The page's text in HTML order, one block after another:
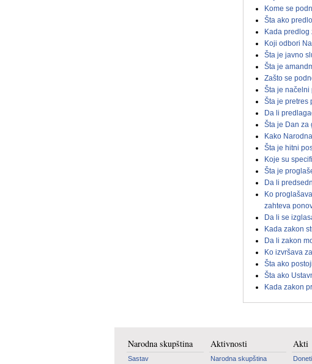
Kome se
Šta ako
Kada
Koji odbori
Šta je javno
Šta je
Zašto se
Šta je načelni
Šta je pretres
Da li
Šta je Dan za
Kako
Šta je hitni
Koje su
Šta je
Da li
Ko
zahteva
Da li se
Kada zakon
Da li zakon
Ko izvršava
Šta ako
Šta ako
Kada zakon
Narodna skupština
Sastav
Aktivnosti
Narodna skupština
Akti